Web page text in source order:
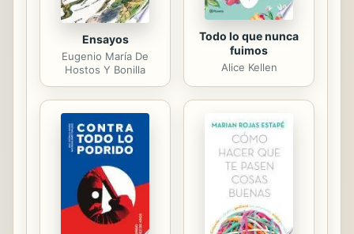
Ensayos
Eugenio María De
Hostos Y Bonilla
Todo lo que nunca
fuimos
Alice Kellen